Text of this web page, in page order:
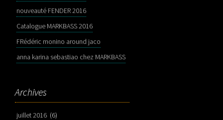
nouveauté FENDER 2016
Catalogue MARKBASS 2016
FRédéric monino around jaco
anna karina sebastiao chez MARKBASS
Archives
juillet 2016 (6)